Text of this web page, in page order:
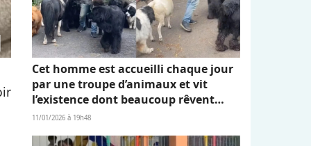
Cet homme est accueilli chaque jour
par une troupe d’animaux et vit
l’existence dont beaucoup rêvent
(vidéo)
11/01/2026 à 19h48